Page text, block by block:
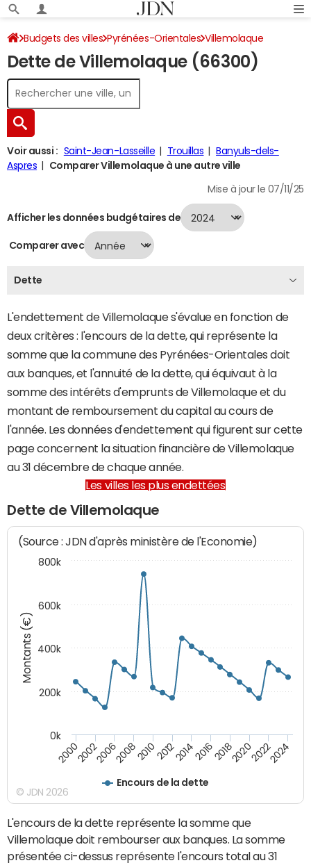
Budgets des villes Pyrénées-Orientales Villemolaque
Dette au 31/12/2024
Dette de Villemolaque (66300)
Voir aussi : Saint-Jean-Lasseille Trouillas
Banyuls-dels-
Aspres
Comparer Villemolaque à une autre ville
Mise à jour le 07/11/25
Afficher les données budgétaires de
Comparer avec
Dette
L'endettement de Villemolaque s'évalue en fonction de
deux critères : l'encours de la dette, qui représente la
somme que la commune des Pyrénées-Orientales doit
aux banques, et l'annuité de la dette, qui équivaut à la
somme des intérêts d'emprunts de Villemolaque et du
montant de remboursement du capital au cours de
l'année. Les données d'endettement qui figurent sur cette
page concernent la situation financière de Villemolaque
au 31 décembre de chaque année.
Les villes les plus endettées
Dette de Villemolaque
Montants (€)
(Source : JDN d'après ministère de l'Economie)
Encours de la dette
200020022006200820102012201420162018202020222024
0k
200k
400k
600k
800k
© JDN 2026
L'encours de la dette représente la somme que
Villemolaque doit rembourser aux banques. La somme
présentée ci-dessus représente l'encours total au 31